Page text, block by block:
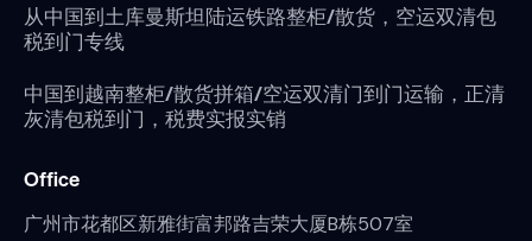
从中国到土库曼斯坦陆运铁路整柜/散货，空运双清包
税到门专线
中国到越南整柜/散货拼箱/空运双清门到门运输，正清
灰清包税到门，税费实报实销
Office
广州市花都区新雅街富邦路吉荣大厦B栋507室